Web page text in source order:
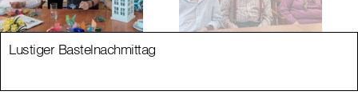
Lustiger Bastelnachmittag